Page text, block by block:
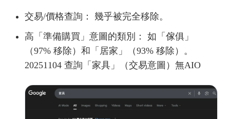
交易/價格查詢： 幾乎被完全移除。
高「準備購買」意圖的類別： 如「傢俱」
（97% 移除）和「居家」（93% 移除）。
20251104 查詢「家具」（交易意圖）無AIO